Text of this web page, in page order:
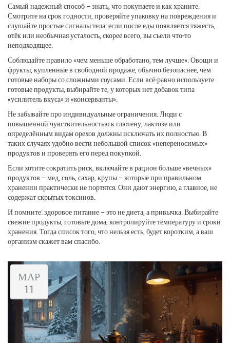
Самый надежный способ – знать, что покупаете и как храните.
Смотрите на срок годности, проверяйте упаковку на повреждения и
слушайте простые сигналы тела: если после еды появляется тяжесть,
отёк или необычная усталость, скорее всего, вы съели что‑то
неподходящее.
Соблюдайте правило «чем меньше обработано, тем лучше». Овощи и
фрукты, купленные в свободной продаже, обычно безопаснее, чем
готовые наборы со сложными соусами. Если всё‑равно используете
готовые продукты, выбирайте те, у которых нет добавок типа
«усилитель вкуса» и «консерванты».
Не забывайте про индивидуальные ограничения. Люди с
повышенной чувствительностью к глютену, лактозе или
определённым видам орехов должны исключать их полностью. В
таких случаях удобно вести небольшой список «непереносимых»
продуктов и проверять его перед покупкой.
Если хотите сократить риск, включайте в рацион больше «вечных»
продуктов – мед, соль, сахар, крупы – которые при правильном
хранении практически не портятся. Они дают энергию, а главное, не
содержат скрытых токсинов.
И помните: здоровое питание – это не диета, а привычка. Выбирайте
свежие продукты, готовьте дома, контролируйте температуру и сроки
хранения. Тогда список того, что нельзя есть, будет коротким, а ваш
организм скажет вам спасибо.
МАР
11